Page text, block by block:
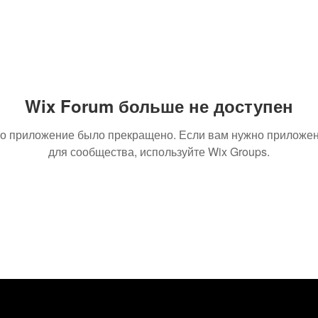
Wix Forum больше не доступен
приложение было прекращено. Если вам нужно
для сообщества, используйте Wix Groups.